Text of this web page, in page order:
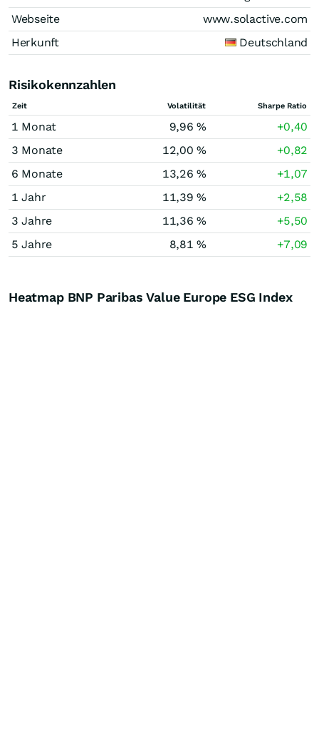
Webseite
www.solactive.com
Herkunft
Deutschland
Risikokennzahlen
Zeit Volatilität Sharpe Ratio
1 Monat 9,96 %
+0,40
3 Monate
12,00 %
+0,82
6 Monate
13,26 %
+1,07
1 Jahr
11,39 %
+2,58
3 Jahre
11,36 %
+5,50
5 Jahre
8,81 % +7,09
Heatmap BNP Paribas Value Europe ESG Index